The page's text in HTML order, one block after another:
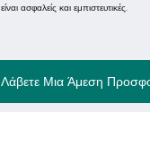
ασφαλείς και εμπιστευτικές.
Λάβετε Μια Άμεση